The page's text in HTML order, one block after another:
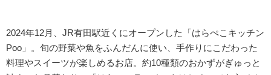
2024年12月、JR有田駅近くにオープンした「はらぺこキッチン
Poo」。旬の野菜や魚をふんだんに使い、手作りにこだわった
料理やスイーツが楽しめるお店。約10種類のおかずがぎゅっと